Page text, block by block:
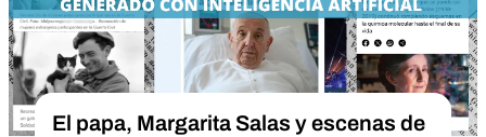
El papa, Margarita Salas y escenas de